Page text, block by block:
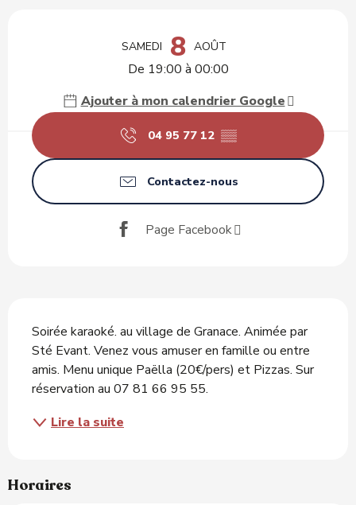
SAMEDI 8 AOÛT
De 19:00 à 00:00
Ajouter à mon calendrier Google
04 95 77 12 ▒▒
Contactez-nous
Page Facebook
Soirée karaoké. au village de Granace. Animée par
Sté Evant. Venez vous amuser en famille ou entre
amis. Menu unique Paëlla (20€/pers) et Pizzas. Sur
réservation au 07 81 66 95 55.
Lire la suite
Horaires